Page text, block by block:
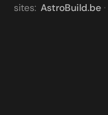
sites: AstroBuild.be ·